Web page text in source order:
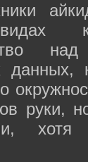
данных,
руки,